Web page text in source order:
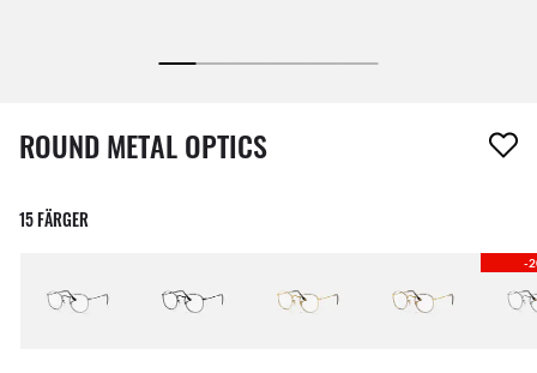
1 artikel har tagits bort från din önskelista
ROUND METAL OPTICS
15 FÄRGER
-